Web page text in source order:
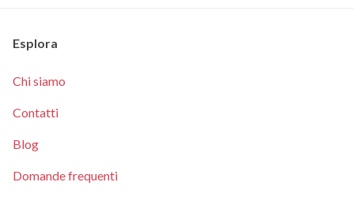
Esplora
Chi siamo
Contatti
Blog
Domande frequenti